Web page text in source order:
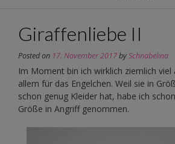
Giraffenliebe II
Posted on 17. November 2017bySchnabelina
Im Moment bin ich wirklich ziemlich viel
allem für das Engelchen. Weil sie in
schon genug Kleider hat, habe ich
Größe in Angriff genommen.